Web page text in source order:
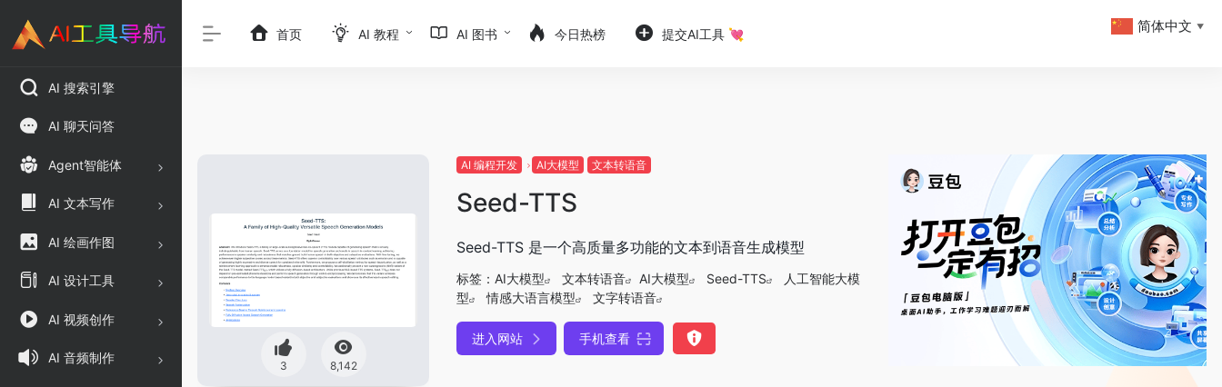
AI 搜索引擎
AI 聊天问答
Agent智能体
AI 文本写作
AI 绘画作图
AI 设计工具
AI 视频创作
AI 音频制作
首页 AI 教程 AI 图书 今日热榜 提交AI工具 💘
3 8,142
AI 编程开发 AI大模型 文本转语音
Seed-TTS
Seed-TTS 是一个高质量多功能的文本到语音生成模型
标签： AI大模型 文本转语音 AI大模型 Seed-TTS
人工智能大模
型
情感大语言模型 文字转语音
进入网站 手机查看
简体中文 ▼